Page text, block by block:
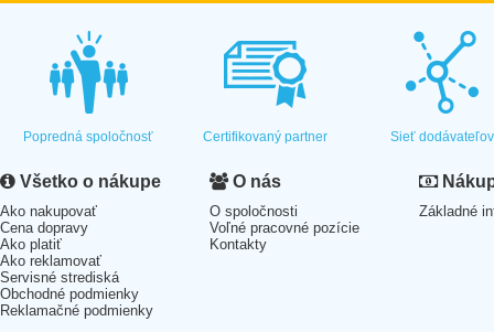
Popredná spoločnosť Certifikovaný partner Sieť dodávateľov
Všetko o nákupe
Ako nakupovať
Cena dopravy
Ako platiť
Ako reklamovať
Servisné strediská
Obchodné podmienky
Reklamačné podmienky
O nás
O spoločnosti
Voľné pracovné pozície
Kontakty
Základné